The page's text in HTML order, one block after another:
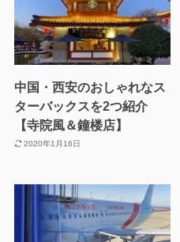
中国・西安のおしゃれなス
ターバックスを2つ紹介
【寺院風＆鐘楼店】
2020年1月16日